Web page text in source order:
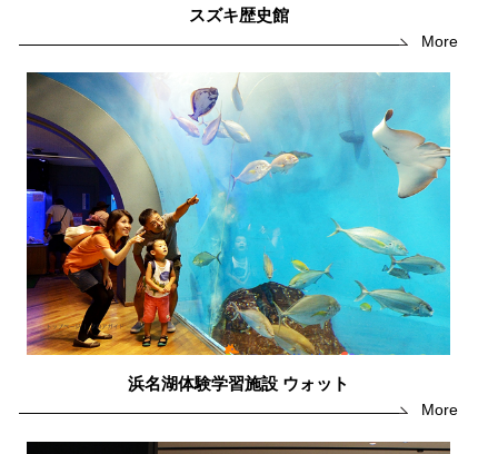
スズキ歴史館
More
浜名湖体験学習施設 ウォット
More